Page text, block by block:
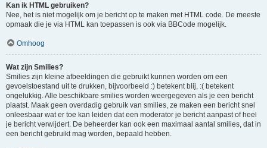
Kan ik HTML gebruiken?
Nee, het is niet mogelijk om je bericht op te maken met HTML code. De meeste
opmaak die je via HTML kan toepassen is ook via BBCode mogelijk.
Omhoog
Wat zijn Smilies?
Smilies zijn kleine afbeeldingen die gebruikt kunnen worden om een
gevoelstoestand uit te drukken, bijvoorbeeld :) betekent blij, :( betekent
ongelukkig. Alle beschikbare smilies worden weergegeven als je een bericht
plaatst. Maak geen overdadig gebruik van smilies, ze maken een bericht snel
onleesbaar wat er toe kan leiden dat een moderator je bericht aanpast of heel
je bericht verwijdert. De beheerder kan ook een maximaal aantal smilies, dat in
een bericht gebruikt mag worden, bepaald hebben.